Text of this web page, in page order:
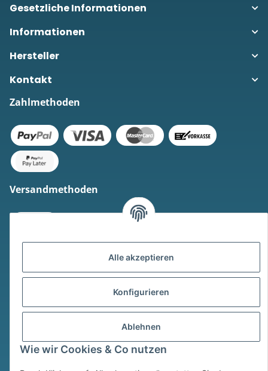
Alle akzeptieren
Konfigurieren
Ablehnen
Wie wir Cookies & Co nutzen
Gesetzliche Informationen
Informationen
Hersteller
Kontakt
Zahlmethoden
Versandmethoden
* Alle Preise inkl. gesetzlicher USt., zzgl.
Widerrufsbutton
Powered byJTL-Shop